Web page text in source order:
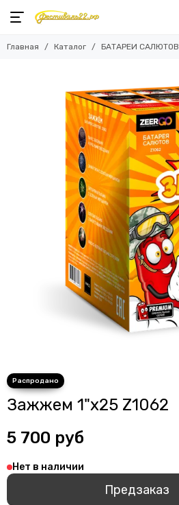
Главная Каталог БАТАРЕИ САЛЮТОВ
Зажжем 1"х25 Z1062
5 700 руб
Нет в наличии
Предзаказ